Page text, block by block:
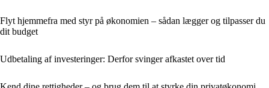
Flyt hjemmefra med styr på økonomien – sådan lægger og tilpasser du
dit budget
Udbetaling af investeringer: Derfor svinger afkastet over tid